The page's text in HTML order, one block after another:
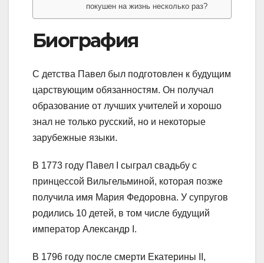
покушен на жизнь несколько раз?
Биография
С детства Павел был подготовлен к будущим
царствующим обязанностям. Он получал
образование от лучших учителей и хорошо
знал не только русский, но и некоторые
зарубежные языки.
В 1773 году Павел I сыграл свадьбу с
принцессой Вильгельминой, которая позже
получила имя Мария Федоровна. У супругов
родились 10 детей, в том числе будущий
император Александр I.
В 1796 году после смерти Екатерины II,